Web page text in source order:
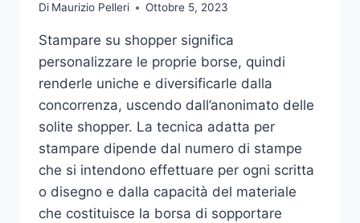
Di Maurizio Pelleri Ottobre 5, 2023
Stampare su shopper significa
personalizzare le proprie borse, quindi
renderle uniche e diversificarle dalla
concorrenza, uscendo dall’anonimato delle
solite shopper. La tecnica adatta per
stampare dipende dal numero di stampe
che si intendono effettuare per ogni scritta
o disegno e dalla capacità del materiale
che costituisce la borsa di sopportare